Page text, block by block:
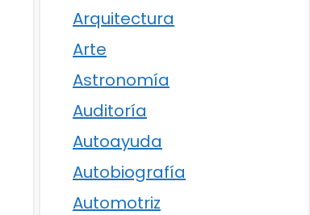
Arquitectura
Arte
Astronomía
Auditoría
Autoayuda
Autobiografía
Automotriz